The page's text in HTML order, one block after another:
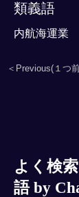
類義語
内航海運業
＜Previous(１つ
よく検
語 by